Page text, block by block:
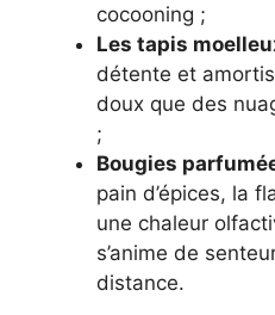
cocooning ;
Les tapis
détente et
doux que des
;
Bougies
pain d’épices, la
une chaleur
s’anime de
distance.